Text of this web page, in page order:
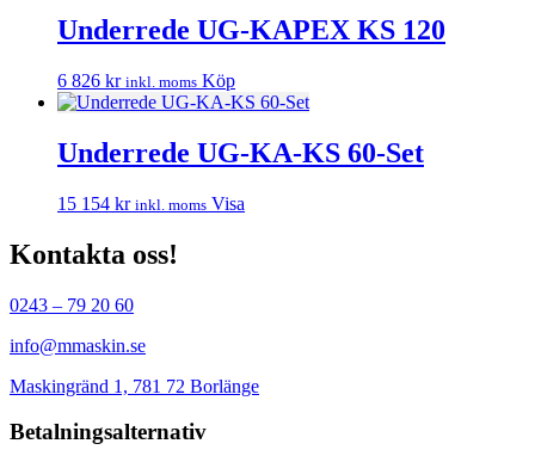
Underrede UG-KAPEX KS 120
6 826 kr inkl. moms Köp
Underrede UG-KA-KS 60-Set
15 154 kr inkl. moms Visa
Kontakta oss!
0243 – 79 20 60
info@mmaskin.se
Maskingränd 1, 781 72 Borlänge
Betalningsalternativ